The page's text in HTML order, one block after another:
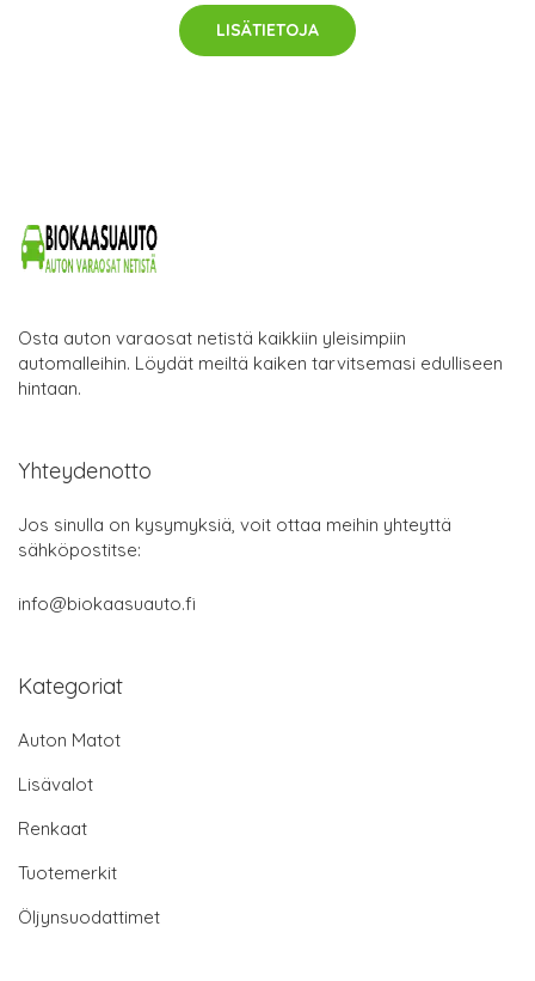
LISÄTIETOJA
Osta auton varaosat netistä kaikkiin yleisimpiin
automalleihin. Löydät meiltä kaiken tarvitsemasi edulliseen
hintaan.
Yhteydenotto
Jos sinulla on kysymyksiä, voit ottaa meihin yhteyttä
sähköpostitse:
info@biokaasuauto.fi
Kategoriat
Auton Matot
Lisävalot
Renkaat
Tuotemerkit
Öljynsuodattimet